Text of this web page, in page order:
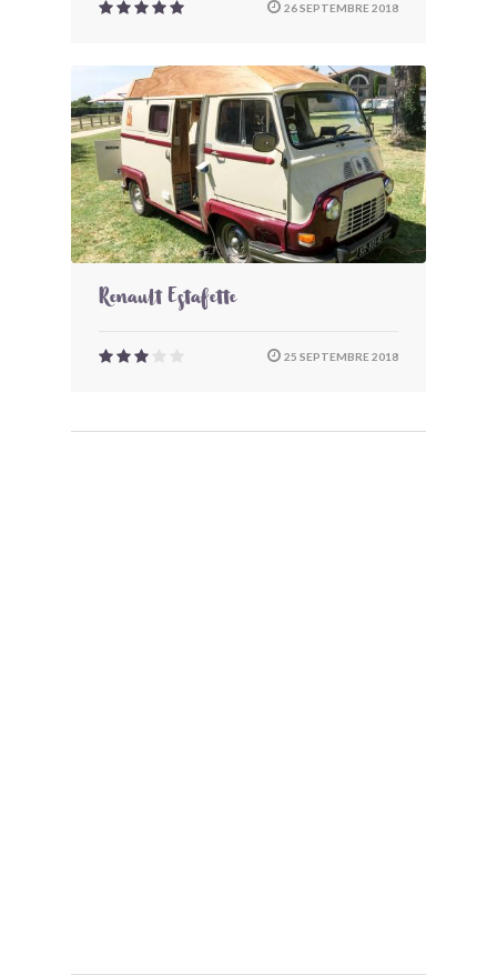
26 SEPTEMBRE 2018
Renault Estafette
25 SEPTEMBRE 2018